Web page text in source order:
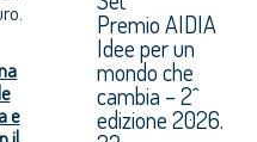
e
Premio AIDIA
Idee per un
mondo che
cambia – 2^
edizione 2026.